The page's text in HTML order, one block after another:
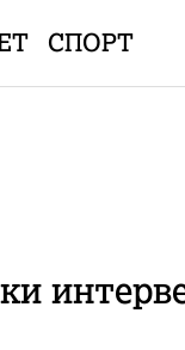
СПОРТ